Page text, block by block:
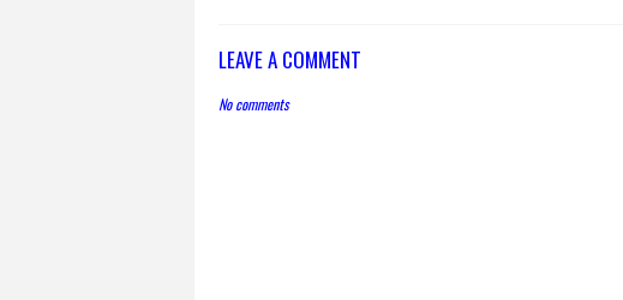
LEAVE A COMMENT
No comments